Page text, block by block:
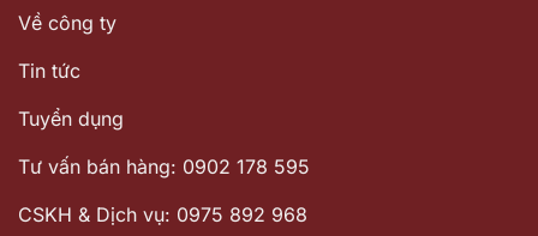
Về công ty
Tin tức
Tuyển dụng
Tư vấn bán hàng: 0902 178 595
CSKH & Dịch vụ: 0975 892 968